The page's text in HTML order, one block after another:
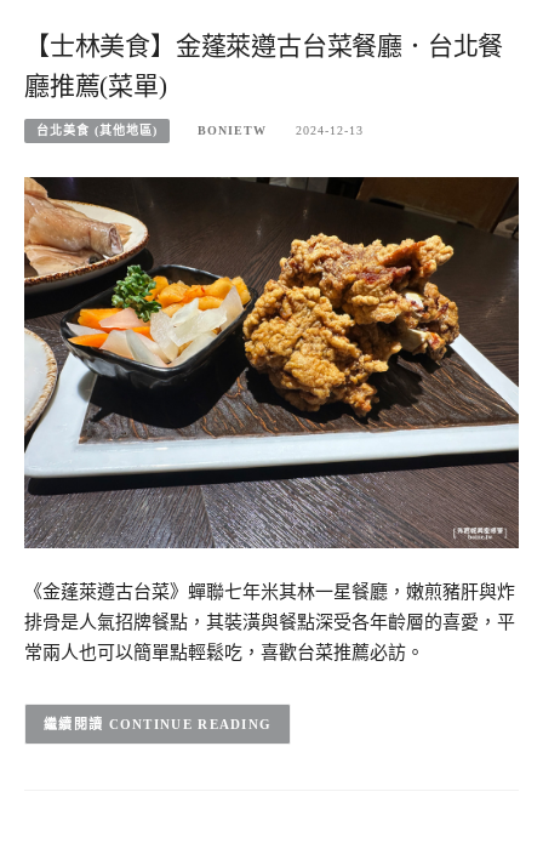
【士林美食】金蓬萊遵古台菜餐廳．台北餐
廳推薦(菜單)
台北美食 (其他地區) BONIETW 2024-12-13
《金蓬萊遵古台菜》蟬聯七年米其林一星餐廳，嫩煎豬肝與炸
排骨是人氣招牌餐點，其裝潢與餐點深受各年齡層的喜愛，平
常兩人也可以簡單點輕鬆吃，喜歡台菜推薦必訪。
CONTINUE READING